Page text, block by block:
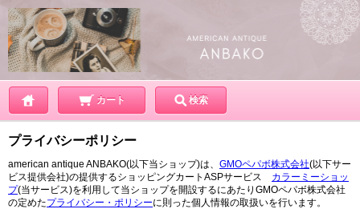
カート 検索
プライバシーポリシー
american antique ANBAKO(以下当ショップ)は、 GMOペパボ株式会社(以下サー
ビス提供会社)の提供するショッピングカートASPサービス カラーミーショッ
プ(当サービス)を利用して当ショップを開設するにあたりGMOペパボ株式会社
の定めたプライバシー・ポリシーに則った個人情報の取扱いを行います。